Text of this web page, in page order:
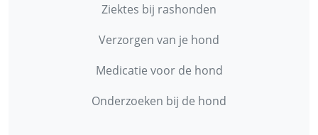
Ziektes bij rashonden
Verzorgen van je hond
Medicatie voor de hond
Onderzoeken bij de hond